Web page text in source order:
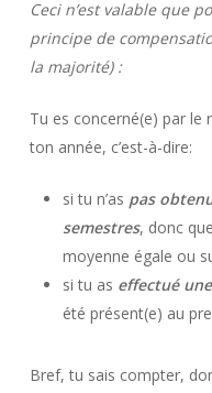
Ceci n’est valable que
principe de
la majorité) :
Tu es concerné(e) par le
ton année, c’est-à-dire:
si tu n’as pas
semestres, donc
moyenne égale ou
si tu as effectué
été présent(e) au
Bref, tu sais compter,